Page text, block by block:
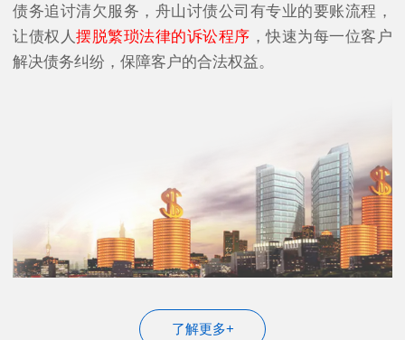
债务追讨清欠服务，舟山讨债公司有专业的要账流程，
让债权人摆脱繁琐法律的诉讼程序 ，快速为每一位客户
解决债务纠纷，保障客户的合法权益。
了解更多+